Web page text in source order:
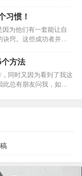
大，眼睛就昏暗不明，
话的时候，注意观察
知道自己行为背后的…
到底有哪些思维差
女生都是什么样的思
有哪些差异？1.信息的处
”，一根筋冲着目标走，
顾感受优先”，会把人和
get到别人没说出口的
向主题。而女性思维就
习惯！
为他们有一套能让自
诀窍。这些成功者并非
单行为让他们与众不
自己拥有的一切、乐
反馈、善于聆听、勇于
总来自全球各个行业的
识。带上这些心得出
身体…
方法
同时又因为看到了我这
此总有朋友问我，如何
面5点：1、先归纳2、
5、再忍忍01先归纳如果
会发现说话滔滔不绝的
清晰、有条理的人却很
会说客户看了什么，…